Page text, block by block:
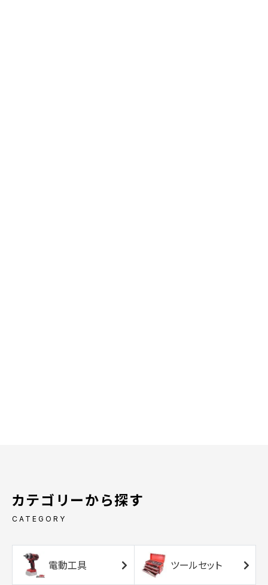
カテゴリーから探す
CATEGORY
電動工具 ツールセット